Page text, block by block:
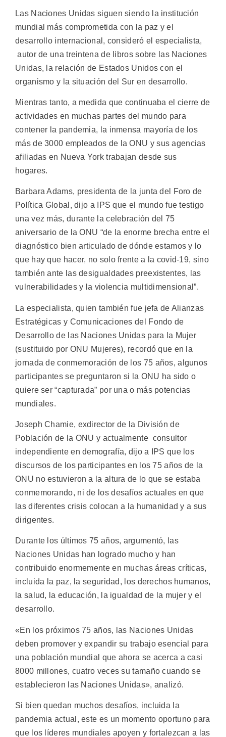
Las Naciones Unidas siguen siendo la institución
mundial más comprometida con la paz y el
desarrollo internacional, consideró el especialista,
autor de una treintena de libros sobre las Naciones
Unidas, la relación de Estados Unidos con el
organismo y la situación del Sur en desarrollo.
Mientras tanto, a medida que continuaba el cierre de
actividades en muchas partes del mundo para
contener la pandemia, la inmensa mayoría de los
más de 3000 empleados de la ONU y sus agencias
afiliadas en Nueva York trabajan desde sus
hogares.
Barbara Adams, presidenta de la junta del Foro de
Política Global, dijo a IPS que el mundo fue testigo
una vez más, durante la celebración del 75
aniversario de la ONU “de la enorme brecha entre el
diagnóstico bien articulado de dónde estamos y lo
que hay que hacer, no solo frente a la covid-19, sino
también ante las desigualdades preexistentes, las
vulnerabilidades y la violencia multidimensional”.
La especialista, quien también fue jefa de Alianzas
Estratégicas y Comunicaciones del Fondo de
Desarrollo de las Naciones Unidas para la Mujer
(sustituido por ONU Mujeres), recordó que en la
jornada de conmemoración de los 75 años, algunos
participantes se preguntaron si la ONU ha sido o
quiere ser “capturada” por una o más potencias
mundiales.
Joseph Chamie, exdirector de la División de
Población de la ONU y actualmente consultor
independiente en demografía, dijo a IPS que los
discursos de los participantes en los 75 años de la
ONU no estuvieron a la altura de lo que se estaba
conmemorando, ni de los desafíos actuales en que
las diferentes crisis colocan a la humanidad y a sus
dirigentes.
Durante los últimos 75 años, argumentó, las
Naciones Unidas han logrado mucho y han
contribuido enormemente en muchas áreas críticas,
incluida la paz, la seguridad, los derechos humanos,
la salud, la educación, la igualdad de la mujer y el
desarrollo.
«En los próximos 75 años, las Naciones Unidas
deben promover y expandir su trabajo esencial para
una población mundial que ahora se acerca a casi
8000 millones, cuatro veces su tamaño cuando se
establecieron las Naciones Unidas», analizó.
Si bien quedan muchos desafíos, incluida la
pandemia actual, este es un momento oportuno para
que los líderes mundiales apoyen y fortalezcan a las